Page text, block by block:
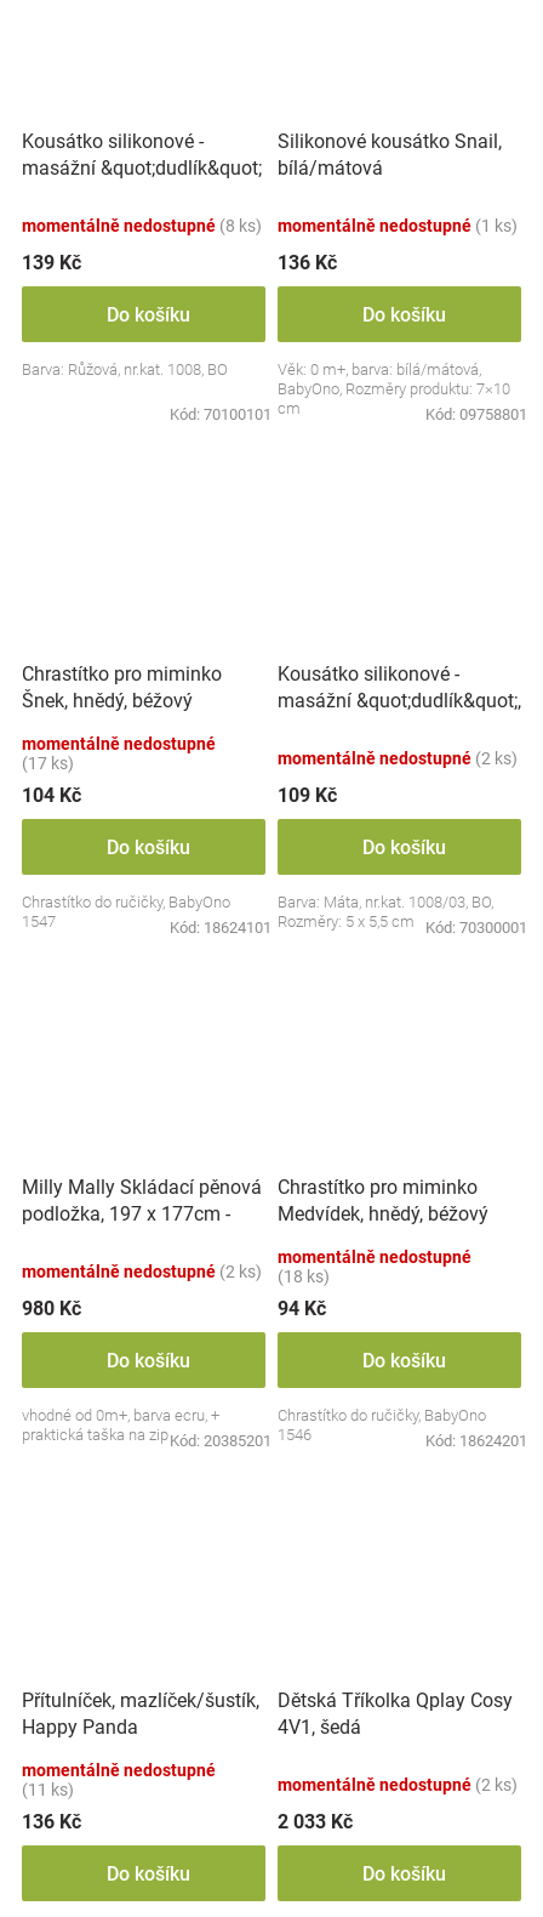
Kousátko silikonové -
masážní &quot;dudlík&quot;
momentálně nedostupné (8 ks)
139 Kč
Do košíku
Barva: Růžová, nr.kat. 1008, BO
Kód: 70100101
Silikonové kousátko Snail,
bílá/mátová
momentálně nedostupné (1 ks)
136 Kč
Do košíku
Věk: 0 m+, barva: bílá/mátová,
BabyOno, Rozměry produktu: 7×10
cm
Kód: 09758801
Chrastítko pro miminko
Šnek, hnědý, béžový
momentálně nedostupné
(17 ks)
104 Kč
Do košíku
Chrastítko do ručičky, BabyOno
1547
Kód: 18624101
Kousátko silikonové -
masážní &quot;dudlík&quot;,
momentálně nedostupné (2 ks)
109 Kč
Do košíku
Barva: Máta, nr.kat. 1008/03, BO,
Rozměry: 5 x 5,5 cm
Kód: 70300001
Milly Mally Skládací pěnová
podložka, 197 x 177cm -
momentálně nedostupné (2 ks)
980 Kč
Do košíku
vhodné od 0m+, barva ecru, +
praktická taška na zipKód: 20385201
Chrastítko pro miminko
Medvídek, hnědý, béžový
momentálně nedostupné
(18 ks)
94 Kč
Do košíku
Chrastítko do ručičky, BabyOno
1546
Kód: 18624201
Přítulníček, mazlíček/šustík,
Happy Panda
momentálně nedostupné
(11 ks)
136 Kč
Do košíku
Dětská Tříkolka Qplay Cosy
4V1, šedá
momentálně nedostupné (2 ks)
2 033 Kč
Do košíku